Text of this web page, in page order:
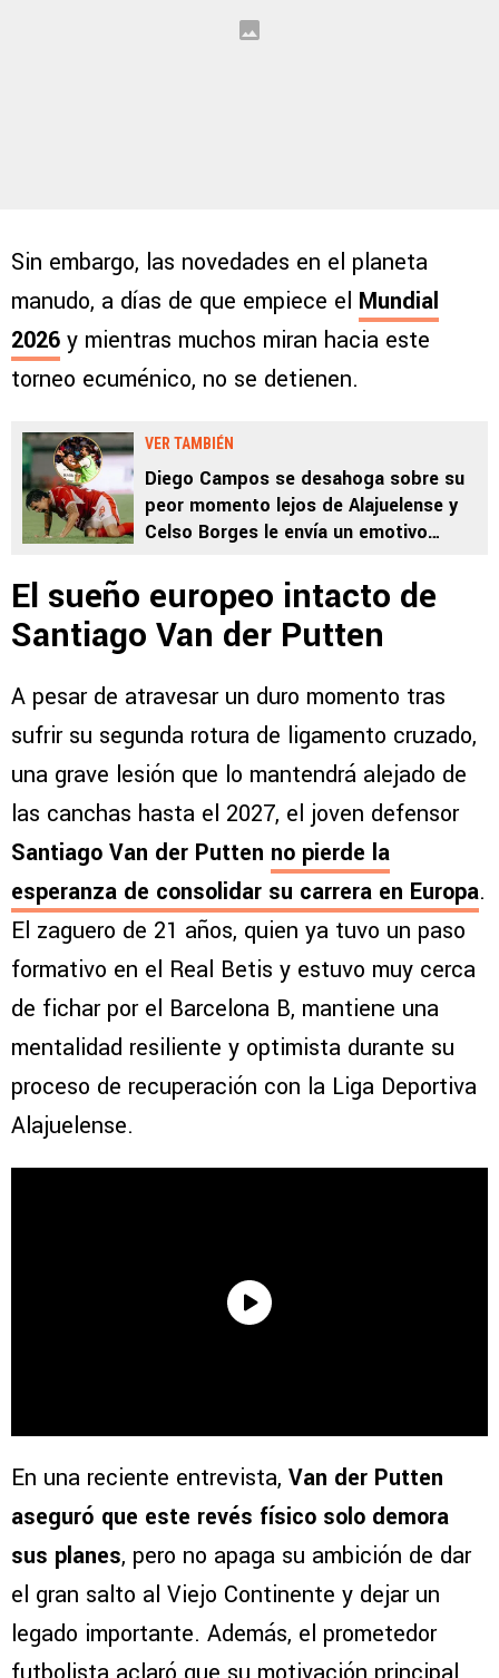
Sin embargo, las novedades en el planeta
manudo, a días de que empiece el Mundial
2026 y mientras muchos miran hacia este
torneo ecuménico, no se detienen.
VER TAMBIÉN
Diego Campos se desahoga sobre su
peor momento lejos de Alajuelense y
Celso Borges le envía un emotivo
El sueño europeo intacto de
Santiago Van der Putten
A pesar de atravesar un duro momento tras
sufrir su segunda rotura de ligamento cruzado,
una grave lesión que lo mantendrá alejado de
las canchas hasta el 2027, el joven defensor
Santiago Van der Putten no pierde la
esperanza de consolidar su carrera en Europa.
El zaguero de 21 años, quien ya tuvo un paso
formativo en el Real Betis y estuvo muy cerca
de fichar por el Barcelona B, mantiene una
mentalidad resiliente y optimista durante su
proceso de recuperación con la Liga Deportiva
Alajuelense.
En una reciente entrevista, Van der Putten
aseguró que este revés físico solo demora
sus planes, pero no apaga su ambición de dar
el gran salto al Viejo Continente y dejar un
legado importante. Además, el prometedor